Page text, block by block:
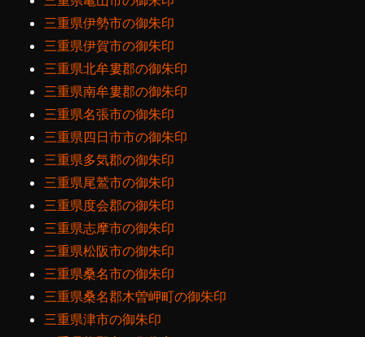
三重県伊勢市の御朱印
三重県伊賀市の御朱印
三重県北牟婁郡の御朱印
三重県南牟婁郡の御朱印
三重県名張市の御朱印
三重県四日市市の御朱印
三重県多気郡の御朱印
三重県尾鷲市の御朱印
三重県度会郡の御朱印
三重県志摩市の御朱印
三重県松阪市の御朱印
三重県桑名市の御朱印
三重県桑名郡木曽岬町の御朱印
三重県津市の御朱印